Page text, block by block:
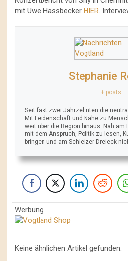
mit Uwe Hassbecker HIER.
Stephanie
+ posts
Seit fast zwei Jahrzehnten die
Mit Leidenschaft und Nähe zu
weit über die Region hinaus. Nah am
mit dem Anspruch, Politik zu lesen,
bringen und am Schleizer Dreieck
Werbung
Keine ähnlichen Artikel gefunden.